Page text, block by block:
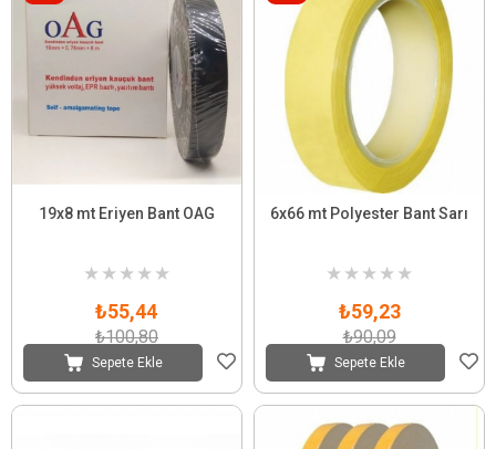
19x8 mt Eriyen Bant OAG
★ ★ ★ ★ ★
₺55,44
₺100,80
Sepete Ekle
6x66 mt Polyester Bant Sarı
★ ★ ★ ★ ★
₺59,23
₺90,09
Sepete Ekle